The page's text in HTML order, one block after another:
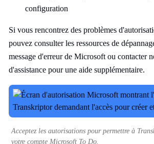
configuration
Si vous rencontrez des problèmes
pouvez consulter les ressources de
message d'erreur de Microsoft ou contacter
d'assistance pour une aide supplémentaire.
Acceptez les autorisations pour permettre à
votre compte Microsoft To Do.